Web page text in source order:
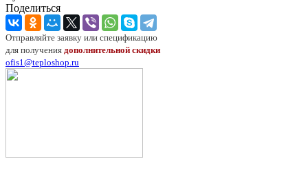
Поделиться
Отправляйте заявку или спецификацию
для получения дополнительной скидки
ofis1@teploshop.ru